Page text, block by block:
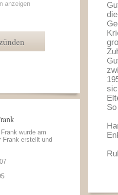
anzeigen
wurde am
Frank erstellt und